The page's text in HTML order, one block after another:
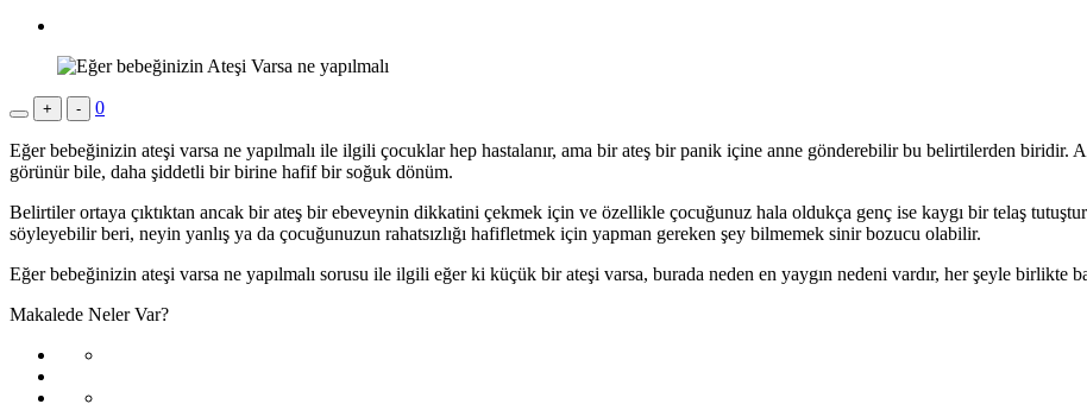
+ - 0
Eğer bebeğinizin ateşi varsa ne yapılmalı ile ilgili çocuklar hep hastalanır, ama bir ateş bir panik içine anne gönderebilir bu belirtilerden biridir.
görünür bile, daha şiddetli bir birine hafif bir soğuk dönüm.
Belirtiler ortaya çıktıktan ancak bir ateş bir ebeveynin dikkatini çekmek için ve özellikle çocuğunuz hala oldukça genç ise kaygı bir telaş
söyleyebilir beri, neyin yanlış ya da çocuğunuzun rahatsızlığı hafifletmek için yapman gereken şey bilmemek sinir bozucu olabilir.
Eğer bebeğinizin ateşi varsa ne yapılmalı sorusu ile ilgili eğer ki küçük bir ateşi varsa, burada neden en yaygın nedeni vardır, her şeyle birlikte
Makalede Neler Var?